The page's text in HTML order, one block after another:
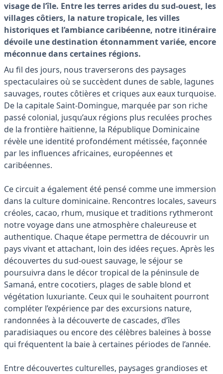
visage de l’île. Entre les terres arides du sud-ouest, les
villages côtiers, la nature tropicale, les villes
historiques et l’ambiance caribéenne, notre itinéraire
dévoile une destination étonnamment variée, encore
méconnue dans certaines régions.
Au fil des jours, nous traverserons des paysages
spectaculaires où se succèdent dunes de sable, lagunes
sauvages, routes côtières et criques aux eaux turquoise.
De la capitale Saint-Domingue, marquée par son riche
passé colonial, jusqu’aux régions plus reculées proches
de la frontière haïtienne, la République Dominicaine
révèle une identité profondément métissée, façonnée
par les influences africaines, européennes et
caribéennes.
Ce circuit a également été pensé comme une immersion
dans la culture dominicaine. Rencontres locales, saveurs
créoles, cacao, rhum, musique et traditions rythmeront
notre voyage dans une atmosphère chaleureuse et
authentique. Chaque étape permettra de découvrir un
pays vivant et attachant, loin des idées reçues. Après les
découvertes du sud-ouest sauvage, le séjour se
poursuivra dans le décor tropical de la péninsule de
Samaná, entre cocotiers, plages de sable blond et
végétation luxuriante. Ceux qui le souhaitent pourront
compléter l’expérience par des excursions nature,
randonnées à la découverte de cascades, d’îles
paradisiaques ou encore des célèbres baleines à bosse
qui fréquentent la baie à certaines périodes de l’année.
Entre découvertes culturelles, paysages grandioses et